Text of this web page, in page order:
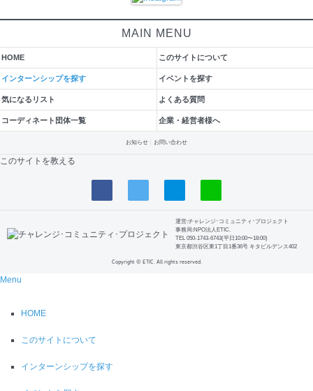
MAIN MENU
HOME このサイトについて
インターンシップを探す イベントを探す
気になるリスト よくある質問
コーディネート団体一覧 企業・経営者様へ
お知らせ お問い合わせ
このサイトを教える
運営:チャレンジ･コミュニティ･プロジェクト
事務局:NPO法人ETIC.
TEL 050-1743-6743(平日10:00〜18:00)
東京都渋谷区東1丁目1番36号 キタビルデンス402
Copyright © ETIC. All rights reserved.
Menu
HOME
このサイトについて
インターンシップを探す